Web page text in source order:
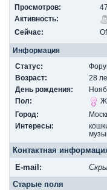
Просмотров:
Активность:
Сейчас:
Информация
Статус:
Возраст:
28
День рождения:
Пол:
Город:
Интересы:
Контактная
E-mail:
Старые поля